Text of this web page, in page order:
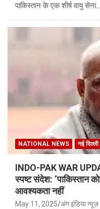
पाकिस्तान के एक शीर्ष वायु सेना…
NATIONAL NEWS नई दिल्ली
INDO-PAK WAR
स्पष्ट संदेश: ‘पाकिस्तान
आवश्यकता नहीं
May 11, 2025 अंग इंडिया न्यूज़